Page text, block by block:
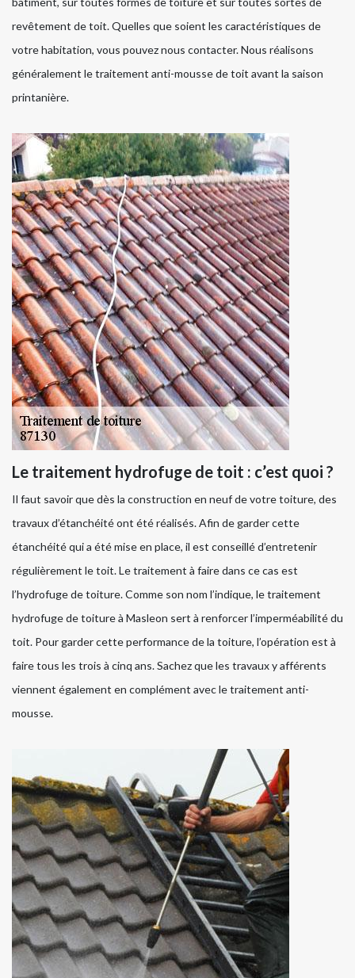
revêtement de toit. Quelles que soient les caractéristiques de
votre habitation, vous pouvez nous contacter. Nous réalisons
généralement le traitement anti-mousse de toit avant la saison
printanière.
Le traitement hydrofuge de toit : c’est quoi ?
Il faut savoir que dès la construction en neuf de votre toiture, des
travaux d’étanchéité ont été réalisés. Afin de garder cette
étanchéité qui a été mise en place, il est conseillé d’entretenir
régulièrement le toit. Le traitement à faire dans ce cas est
l’hydrofuge de toiture. Comme son nom l’indique, le traitement
hydrofuge de toiture à Masleon sert à renforcer l’imperméabilité du
toit. Pour garder cette performance de la toiture, l’opération est à
faire tous les trois à cinq ans. Sachez que les travaux y afférents
viennent également en complément avec le traitement anti-
mousse.